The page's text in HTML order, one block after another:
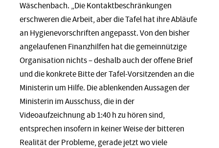
Wäschenbach. „Die Kontaktbeschränkungen
erschweren die Arbeit, aber die Tafel hat ihre Abläufe
an Hygienevorschriften angepasst. Von den bisher
angelaufenen Finanzhilfen hat die gemeinnützige
Organisation nichts – deshalb auch der offene Brief
und die konkrete Bitte der Tafel-Vorsitzenden an die
Ministerin um Hilfe. Die ablenkenden Aussagen der
Ministerin im Ausschuss, die in der
Videoaufzeichnung ab 1:40 h zu hören sind,
entsprechen insofern in keiner Weise der bitteren
Realität der Probleme, gerade jetzt wo viele